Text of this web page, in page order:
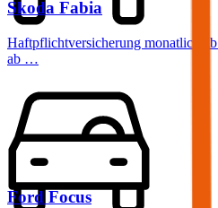
Skoda Fabia
Haftpflichtversicherung monatlich ab
ab …
Ford Focus